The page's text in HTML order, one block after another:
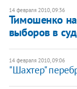
14 февраля 2010, 09:36
Тимошенко
выборов в
14 февраля 2010, 09:06
"Шахтер"